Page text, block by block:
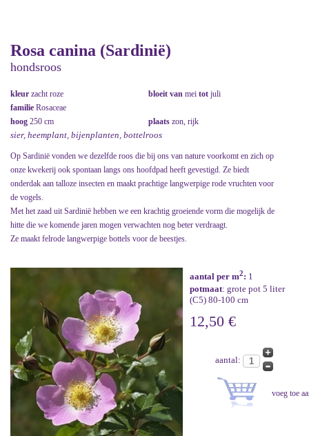
Rosa canina (Sardinië)
hondsroos
kleur zacht roze bloeit van mei tot juli
familie Rosaceae
hoog 250 cm plaats zon, rijk
sier, heemplant, bijenplanten, bottelroos
Op Sardinië vonden we dezelfde roos die bij ons van nature voorkomt en zich op
onze kwekerij ook spontaan langs ons hoofdpad heeft gevestigd. Ze biedt
onderdak aan talloze insecten en maakt prachtige langwerpige rode vruchten voor
de vogels.
Met het zaad uit Sardinië hebben we een krachtig groeiende vorm die mogelijk de
hitte die we komende jaren mogen verwachten nog beter verdraagt.
Ze maakt felrode langwerpige bottels voor de beestjes.
aantal per m2: 1
potmaat: grote pot 5 liter
(C5) 80-100 cm
12,50 €
aantal: